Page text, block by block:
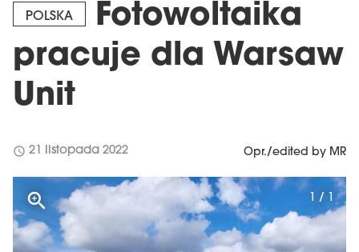
POLSKA
Fotowoltaika
pracuje dla Warsaw
Unit
schedule 21 listopada 2022 Opr./edited by MR
1 / 1